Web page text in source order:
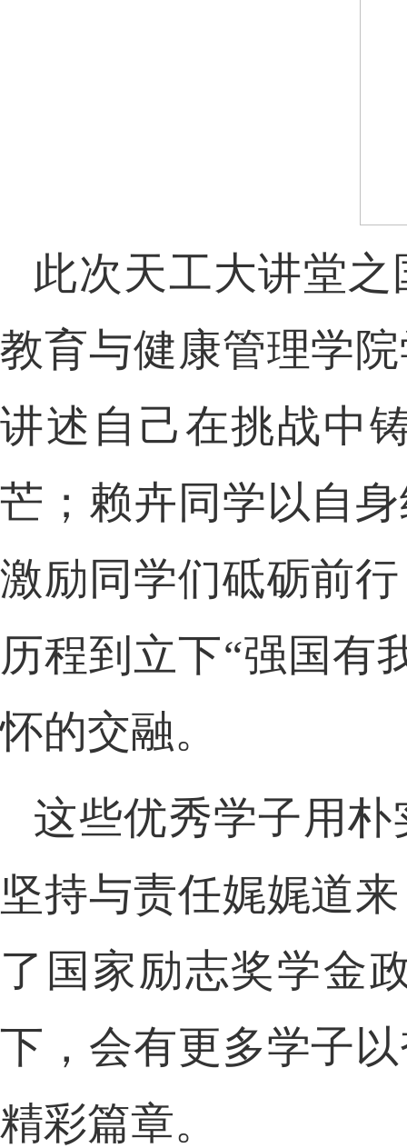
此次天工大讲堂
教育与健康管理学
讲述自己在挑战中
芒；赖卉同学以自
激励同学们砥砺前
历程到立下“强国有
怀的交融。
这些优秀学子用
坚持与责任娓娓道
了国家励志奖学金
下，会有更多学子
精彩篇章。